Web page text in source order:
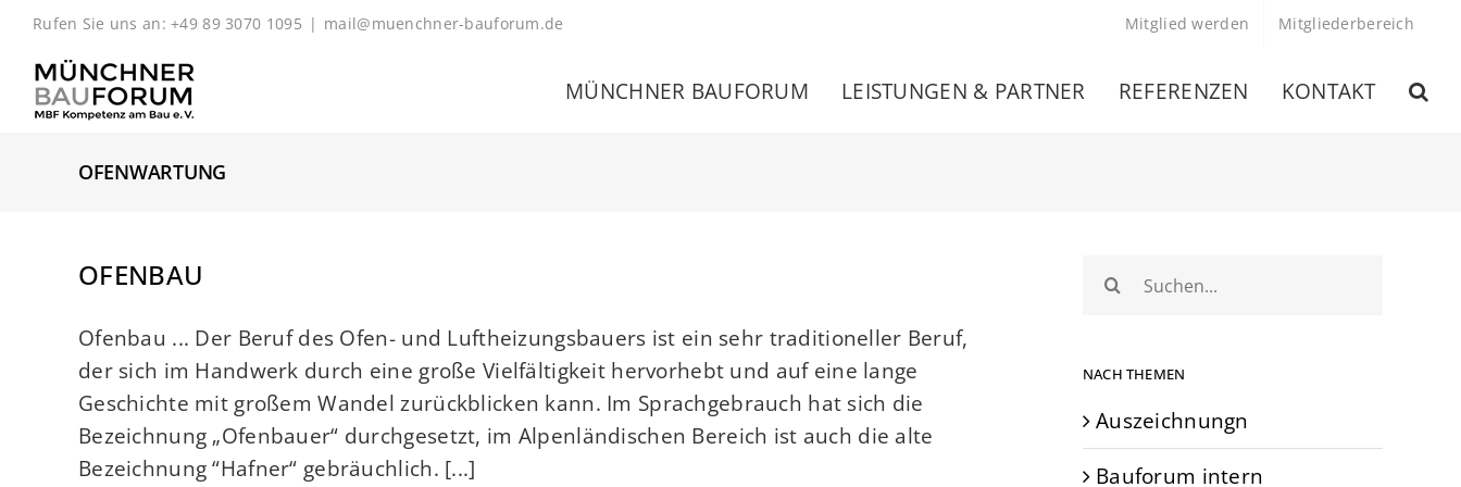
Zum
springen
Rufen Sie uns an: +49 89 3070 1095 | mail@muenchner-bauforum.de Mitglied werden Mitgliederbereich
MÜNCHNER BAUFORUM LEISTUNGEN & PARTNER REFERENZEN KONTAKT
OFENWARTUNG
OFENBAU
Ofenbau ... Der Beruf des Ofen- und Luftheizungsbauers ist ein sehr traditioneller Beruf,
der sich im Handwerk durch eine große Vielfältigkeit hervorhebt und auf eine lange
Geschichte mit großem Wandel zurückblicken kann. Im Sprachgebrauch hat sich die
Bezeichnung „Ofenbauer“ durchgesetzt, im Alpenländischen Bereich ist auch die alte
Bezeichnung “Hafner“ gebräuchlich. [...]
Suche
nach:
NACH THEMEN
Auszeichnungn
Bauforum intern